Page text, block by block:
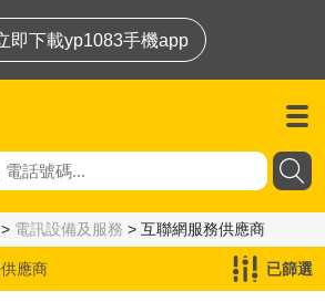
即下載yp1083手機app
> 電訊設備及服務 > 互聯網服務供應商
應商 已篩選